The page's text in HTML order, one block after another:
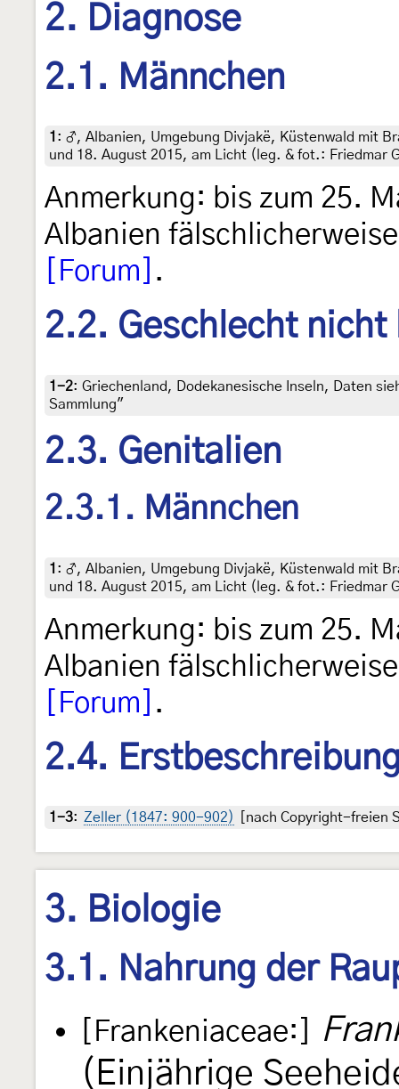
2. Diagnose
2.1. Männchen
1 : ♂, Albanien, Umgebung Divjakë, Küstenwald mit
und 18. August 2015, am Licht (leg. & fot.: Friedmar
Anmerkung: bis zum 25.
Albanien
[Forum] .
2.2. Geschlecht nicht
1-2: Griechenland, Dodekanesische Inseln, Daten
Sammlung"
2.3. Genitalien
2.3.1. Männchen
1 : ♂, Albanien, Umgebung Divjakë, Küstenwald mit
und 18. August 2015, am Licht (leg. & fot.: Friedmar
Anmerkung: bis zum 25.
Albanien
[Forum] .
2.4.
1-3: Zeller (1847: 900-902) [nach Copyright-freien
3. Biologie
3.1. Nahrung der
[Frankeniaceae:]
(Einjährige